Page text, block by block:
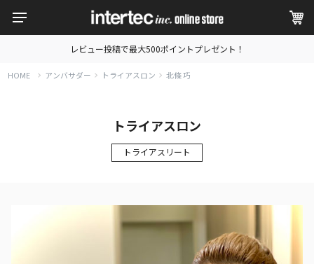
レビュー投稿で最大500ポイントプレゼント！
HOME アンバサダー トライアスロン 北條 巧
トライアスロン
トライアスリート